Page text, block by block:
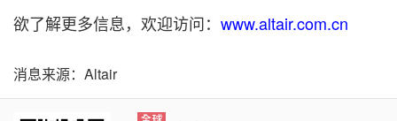
欲了解更多信息，欢迎访问： www.altair.com.cn
消息来源：Altair